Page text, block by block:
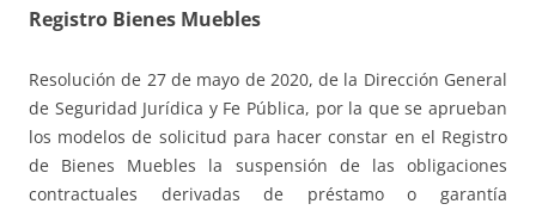
Registro Bienes Muebles
Resolución de 27 de mayo de 2020, de la Dirección General
de Seguridad Jurídica y Fe Pública, por la que se aprueban
los modelos de solicitud para hacer constar en el Registro
de Bienes Muebles la suspensión de las obligaciones
contractuales derivadas de préstamo o garantía